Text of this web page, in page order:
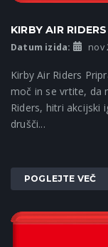
KIRBY AIR RIDERS
Datum izida: nov
Kirby Air Riders
moč in se vrtite, da
Riders, hitri akcijski
drušči...
POGLEJTE VEČ